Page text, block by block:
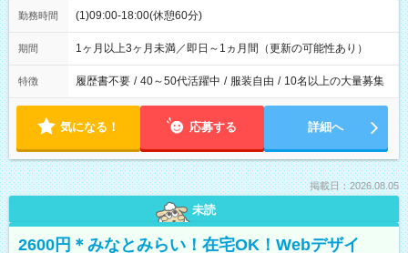
勤務時間 (1)09:00-18:00(休憩60分)
期間 1ヶ月以上3ヶ月未満／即日～1ヵ月間（更新の可能性あり）
特徴 履歴書不要 / 40～50代活躍中 / 服装自由 / 10名以上の大量募集
気になる！ 応募する 詳細へ
掲載日：2026.08.05
未読
2600円＊みなとみらい！在宅OK！Webデザイ